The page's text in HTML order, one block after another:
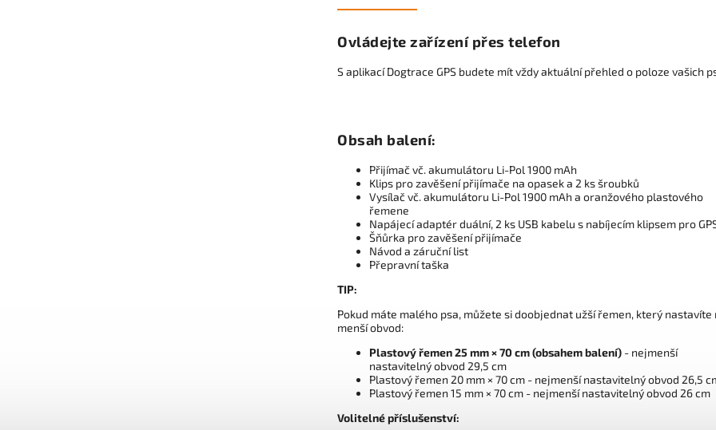
Ovládejte zařízení přes telefon
S aplikací Dogtrace GPS budete mít vždy aktuální přehled o poloze vašich
Obsah balení:
Přijímač vč. akumulátoru Li-Pol 1900 mAh
Klips pro zavěšení přijímače na opasek a 2 ks šroubků
Vysílač vč. akumulátoru Li-Pol 1900 mAh a oranžového plastového
řemene
Napájecí adaptér duální, 2 ks USB kabelu s nabíjecím klipsem pro
Šňůrka pro zavěšení přijímače
Návod a záruční list
Přepravní taška
TIP:
Pokud máte malého psa, můžete si doobjednat užší řemen, který nastavíte
menší obvod:
Plastový řemen 25 mm × 70 cm (obsahem balení) - nejmenší
nastavitelný obvod 29,5 cm
Plastový řemen 20 mm × 70 cm - nejmenší nastavitelný obvod 26,5
Plastový řemen 15 mm × 70 cm - nejmenší nastavitelný obvod 26 cm
Volitelné příslušenství: